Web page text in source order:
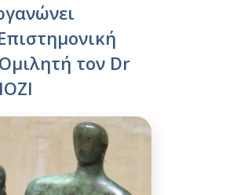
τον Dr